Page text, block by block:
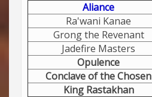
Aliance
Ra'wani Kanae
Grong the Revenant
Jadefire Masters
Opulence
Conclave of the Chosen
King Rastakhan